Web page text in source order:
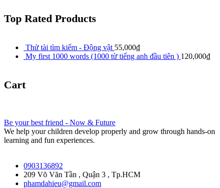
Top Rated Products
Thử tài tìm kiếm - Động vật 55,000₫
My first 1000 words (1000 từ tiếng anh đầu tiên ) 120,000₫
Cart
Be your best friend - Now & Future
We help your children develop properly and grow through hands-on
learning and fun experiences.
0903136892
209 Võ Văn Tần , Quận 3 , Tp.HCM
phamdahieu@gmail.com